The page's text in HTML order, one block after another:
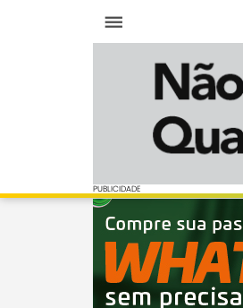
PUBLICIDADE
PUBLICIDADE